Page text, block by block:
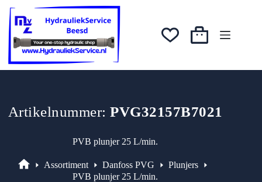
naar
inhoud
was:
€71,28.
€60,59.
Winkelwagen
Artikelnummer:PVG32157B7021
PVB plunjer 25 L/min.
Assortiment Danfoss PVG
Plunjers
PVB plunjer 25 L/min.